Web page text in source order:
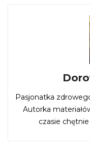
Pasjonatka
Autorka
czasie